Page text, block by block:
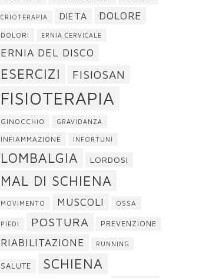
CRIOTERAPIA DIETA DOLORE
DOLORI ERNIA CERVICALE
ERNIA DEL DISCO
ESERCIZI FISIOSAN
FISIOTERAPIA
GINOCCHIO GRAVIDANZA
INFIAMMAZIONE INFORTUNI
LOMBALGIA LORDOSI
MAL DI SCHIENA
MOVIMENTO MUSCOLI OSSA
PIEDI POSTURA PREVENZIONE
RIABILITAZIONE RUNNING
SALUTE SCHIENA